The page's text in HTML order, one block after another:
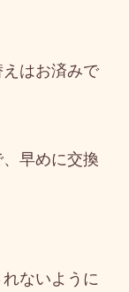
はお済みで
早めに交換
ないように